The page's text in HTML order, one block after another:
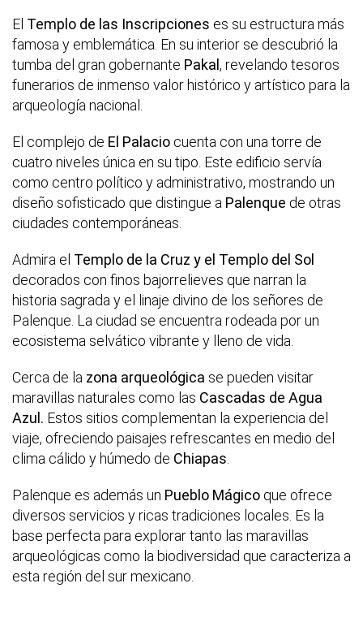
El Templo de las Inscripciones es su estructura más
famosa y emblemática. En su interior se descubrió la
tumba del gran gobernante Pakal , revelando tesoros
funerarios de inmenso valor histórico y artístico para la
arqueología nacional.
El complejo de El Palacio cuenta con una torre de
cuatro niveles única en su tipo. Este edificio servía
como centro político y administrativo, mostrando un
diseño sofisticado que distingue a Palenque de otras
ciudades contemporáneas.
Admira el Templo de la Cruz y el Templo del Sol
decorados con finos bajorrelieves que narran la
historia sagrada y el linaje divino de los señores de
Palenque. La ciudad se encuentra rodeada por un
ecosistema selvático vibrante y lleno de vida.
Cerca de la zona arqueológica se pueden visitar
maravillas naturales como las Cascadas de Agua
Azul. Estos sitios complementan la experiencia del
viaje, ofreciendo paisajes refrescantes en medio del
clima cálido y húmedo de Chiapas.
Palenque es además un Pueblo Mágico que ofrece
diversos servicios y ricas tradiciones locales. Es la
base perfecta para explorar tanto las maravillas
arqueológicas como la biodiversidad que caracteriza a
esta región del sur mexicano.